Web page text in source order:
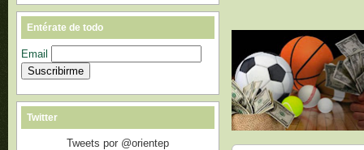
Entérate de todo
Email
Twitter
Tweets por @orientep